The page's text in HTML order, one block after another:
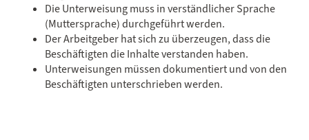
Die Unterweisung muss in verständlicher Sprache
(Muttersprache) durchgeführt werden.
Der Arbeitgeber hat sich zu überzeugen, dass die
Beschäftigten die Inhalte verstanden haben.
Unterweisungen müssen dokumentiert und von den
Beschäftigten unterschrieben werden.